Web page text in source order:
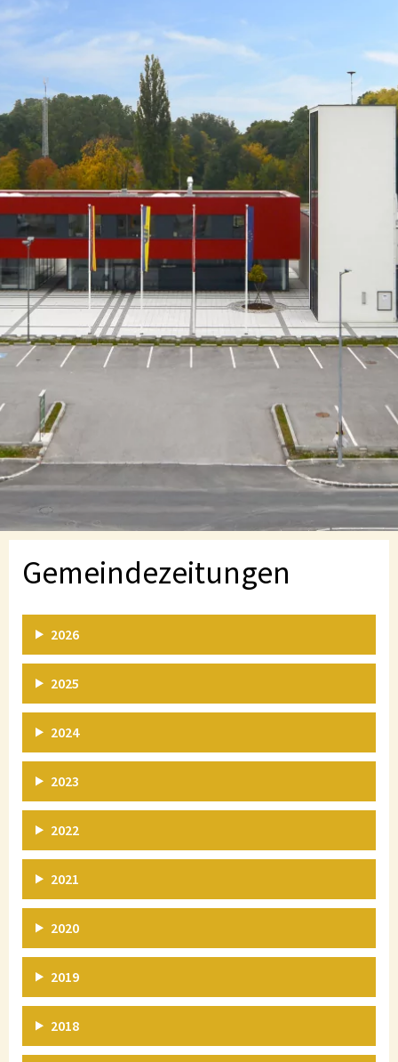
Gemeindezeitungen
2026
2025
2024
2023
2022
2021
2020
2019
2018